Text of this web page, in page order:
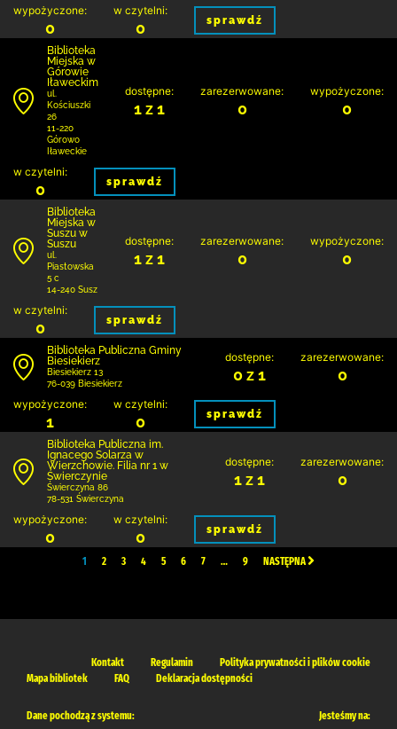
wypożyczone:
0
w czytelni:
0 sprawdź
Biblioteka
Miejska w
Górowie
Iławeckim
ul.
Kościuszki
26
11-220
Górowo
Iławeckie
dostępne:
1 z 1
zarezerwowane:
0
wypożyczone:
0
w czytelni:
0 sprawdź
Biblioteka
Miejska w
Suszu w
Suszu
ul.
Piastowska
5 c
14-240 Susz
dostępne:
1 z 1
zarezerwowane:
0
wypożyczone:
0
w czytelni:
0 sprawdź
Biblioteka Publiczna Gminy
Biesiekierz
Biesiekierz 13
76-039 Biesiekierz
dostępne:
0 z 1
zarezerwowane:
0
wypożyczone:
1
w czytelni:
0 sprawdź
Biblioteka Publiczna im.
Ignacego Solarza w
Wierzchowie. Filia nr 1 w
Świerczynie
Świerczyna 86
78-531 Świerczyna
dostępne:
1 z 1
zarezerwowane:
0
wypożyczone:
0
w czytelni:
0 sprawdź
1 2 3 4 5 6 7 … 9 NASTĘPNA
Kontakt Regulamin
Polityka prywatności i plików cookie
Mapa bibliotek
FAQ Deklaracja dostępności
Dane pochodzą z systemu: Jesteśmy na: